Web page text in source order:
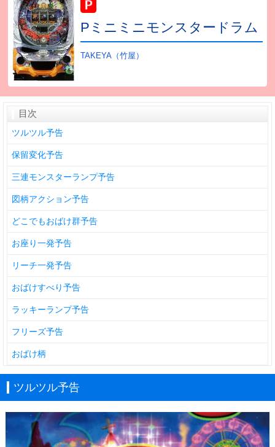
Pミニミニモンスタードラム
TAKEYA（竹屋）
目次
ツルツル予告
保留変化予告
三連モンスターランプ予告
図柄アクション予告
どこでもおばけ群予告
お座り一発予告
リーチ一発予告
おばけすべり予告
ラッキーランプ予告
フリーズ予告
おばけ柄
ツルツル予告